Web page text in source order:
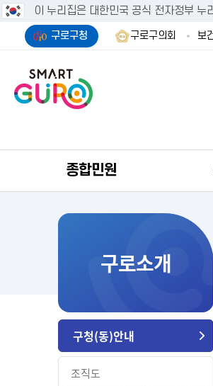
이 누리집은 대한민국 공식 전자정부 누
구로구청 구로구의회 보
종합민원
구로소개
구청(동)안내
조직도